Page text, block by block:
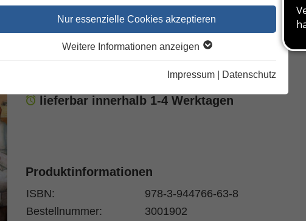
Nur essenzielle Cookies akzeptieren
Weitere Informationen anzeigen
Impressum Datenschutz
Exodus - Mythos und
Geschichte
lieferbar innerhalb 1-4 Werktagen
Produktinformationen
ISBN:
978-3-944766-63-8
Bestellnummer:
3001902